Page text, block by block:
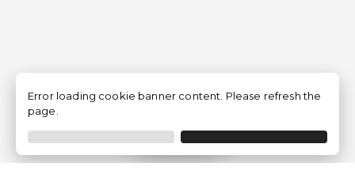
Filtrar
Error loading cookie banner content. Please refresh the
page.